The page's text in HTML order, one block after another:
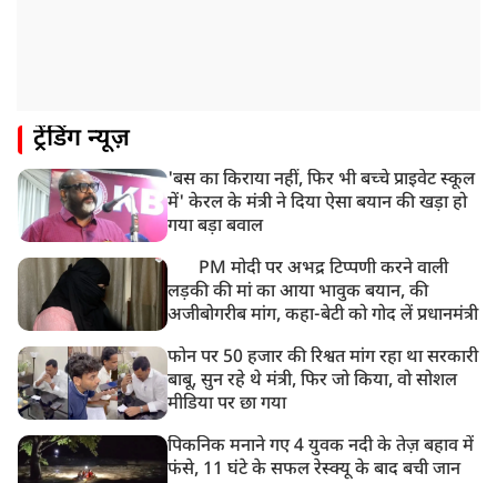
ट्रेंडिंग न्यूज़
'बस का किराया नहीं, फिर भी बच्चे प्राइवेट स्कूल
में' केरल के मंत्री ने दिया ऐसा बयान की खड़ा हो
गया बड़ा बवाल
PM मोदी पर अभद्र टिप्पणी करने वाली
लड़की की मां का आया भावुक बयान, की
अजीबोगरीब मांग, कहा-बेटी को गोद लें प्रधानमंत्री
फोन पर 50 हजार की रिश्वत मांग रहा था सरकारी
बाबू, सुन रहे थे मंत्री, फिर जो किया, वो सोशल
मीडिया पर छा गया
पिकनिक मनाने गए 4 युवक नदी के तेज़ बहाव में
फंसे, 11 घंटे के सफल रेस्क्यू के बाद बची जान